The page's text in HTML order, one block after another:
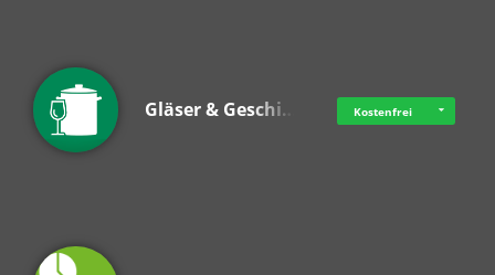
Gläser & Geschi… Kostenfrei